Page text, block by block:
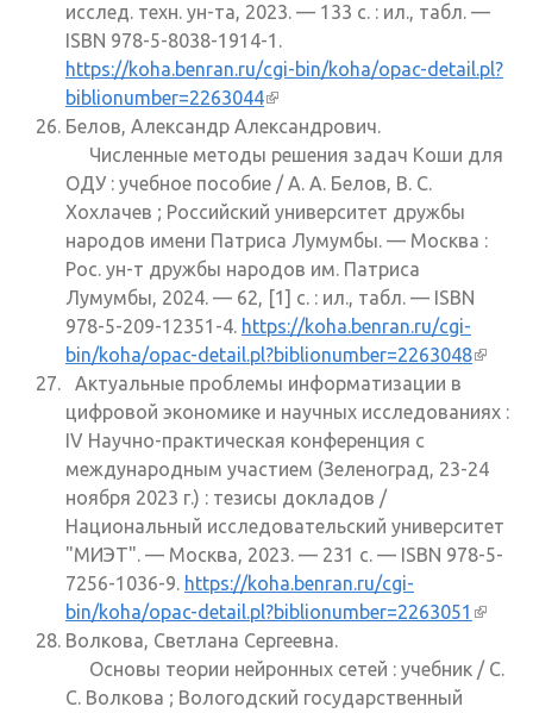
исслед. техн. ун-та, 2023. — 133 с. : ил., табл. —
ISBN 978-5-8038-1914-1.
https://koha.benran.ru/cgi-bin/koha/opac-detail.pl?
biblionumber=2263044(внешняя ссылка)
Белов, Александр Александрович.
Численные методы решения задач Коши для
ОДУ : учебное пособие / А. А. Белов, В. С.
Хохлачев ; Российский университет дружбы
народов имени Патриса Лумумбы. — Москва :
Рос. ун-т дружбы народов им. Патриса
Лумумбы, 2024. — 62, [1] с. : ил., табл. — ISBN
978-5-209-12351-4. https://koha.benran.ru/cgi-
bin/koha/opac-detail.pl?biblionumber=2263048
Актуальные проблемы информатизации в
цифровой экономике и научных исследованиях :
IV Научно-практическая конференция с
международным участием (Зеленоград, 23-24
ноября 2023 г.) : тезисы докладов /
Национальный исследовательский университет
"МИЭТ". — Москва, 2023. — 231 с. — ISBN 978-5-
7256-1036-9. https://koha.benran.ru/cgi-
bin/koha/opac-detail.pl?biblionumber=2263051
Волкова, Светлана Сергеевна.
Основы теории нейронных сетей : учебник / С.
С. Волкова ; Вологодский государственный